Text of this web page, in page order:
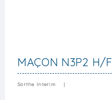
MAÇON N3P2 H/F
Sarthe Interim |